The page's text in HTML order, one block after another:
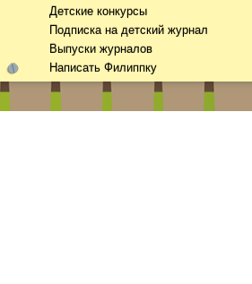
Детские конкурсы
Подписка на детский журнал
Выпуски журналов
Написать Филиппку